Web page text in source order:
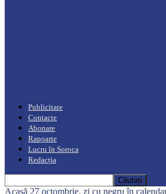
Publicitate
Contacte
Abonare
Rapoarte
Lucru în Soroca
Redacția
Acasă 27 octombrie, zi cu negru în